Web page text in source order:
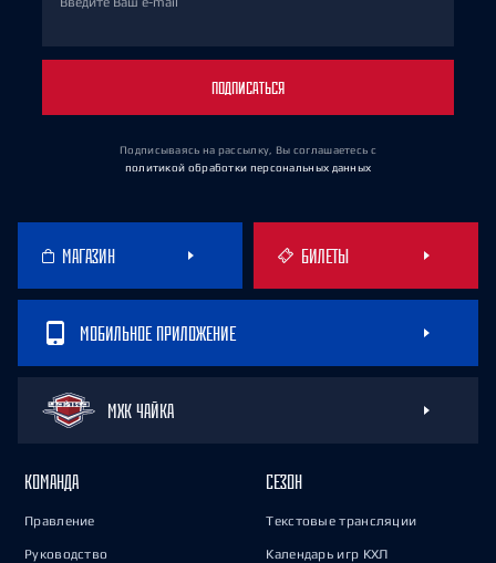
ПОДПИСАТЬСЯ
Подписываясь на рассылку, Вы соглашаетесь с
политикой обработки персональных данных
МАГАЗИН БИЛЕТЫ
МОБИЛЬНОЕ ПРИЛОЖЕНИЕ
МХК ЧАЙКА
КОМАНДА
Правление
Руководство
СЕЗОН
Текстовые трансляции
Календарь игр КХЛ